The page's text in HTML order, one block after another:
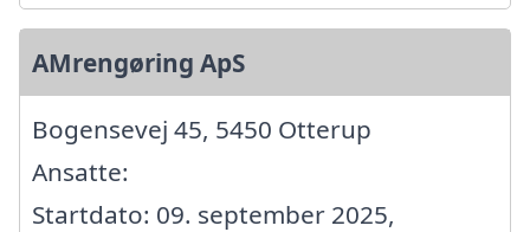
AMrengøring ApS
Bogensevej 45, 5450 Otterup
Ansatte:
Startdato: 09. september 2025,